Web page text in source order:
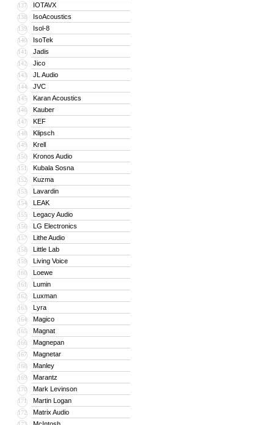
137 IOTAVX
138 IsoAcoustics
139 Isol-8
140 IsoTek
141 Jadis
142 Jico
143 JL Audio
144 JVC
145 Karan Acoustics
146 Kauber
147 KEF
148 Klipsch
149 Krell
150 Kronos Audio
151 Kubala Sosna
152 Kuzma
153 Lavardin
154 LEAK
155 Legacy Audio
156 LG Electronics
157 Lithe Audio
158 Little Lab
159 Living Voice
160 Loewe
161 Lumin
162 Luxman
163 Lyra
164 Magico
165 Magnat
166 Magnepan
167 Magnetar
168 Manley
169 Marantz
170 Mark Levinson
171 Martin Logan
172 Matrix Audio